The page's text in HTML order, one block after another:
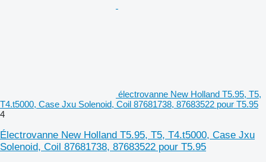
électrovanne New Holland T5.95, T5,
T4.t5000, Case Jxu Solenoid, Coil 87681738, 87683522 pour T5.95
4
Électrovanne New Holland T5.95, T5, T4.t5000, Case Jxu
Solenoid, Coil 87681738, 87683522 pour T5.95